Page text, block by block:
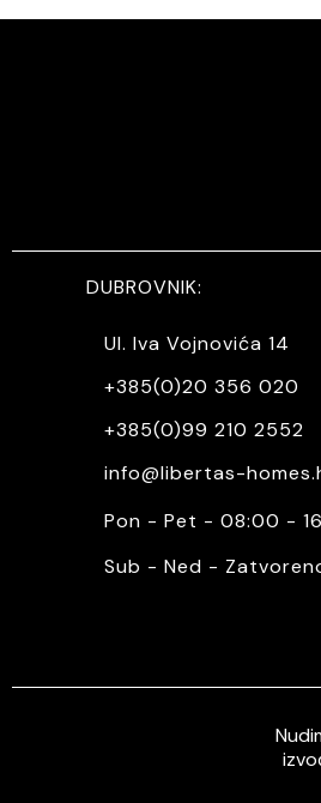
DUBROVNIK:
Ul. Iva Vojnovića 14
+385(0)20 356 020
+385(0)99 210 2552
info@libertas-
Pon - Pet - 08:00 -
Sub - Ned -